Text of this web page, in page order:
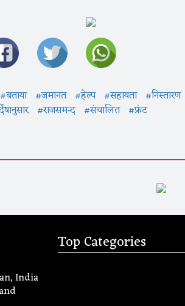
#बताया #जमानत #हेल्प #सहायता #निस्तारण
#राजसमन्द #संचालित #फ्रंट
India
Top Categories